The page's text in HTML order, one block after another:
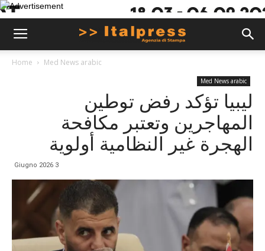
Home Med News arabic
Med News arabic
ليبيا تؤكد رفض توطين
المهاجرين وتعتبر مكافحة
الهجرة غير النظامية أولوية
3 Giugno 2026